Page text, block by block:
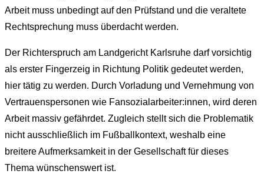
Arbeit muss unbedingt auf den Prüfstand und die veraltete
Rechtsprechung muss überdacht werden.
Der Richterspruch am Landgericht Karlsruhe darf vorsichtig
als erster Fingerzeig in Richtung Politik gedeutet werden,
hier tätig zu werden. Durch Vorladung und Vernehmung von
Vertrauenspersonen wie Fansozialarbeiter:innen, wird deren
Arbeit massiv gefährdet. Zugleich stellt sich die Problematik
nicht ausschließlich im Fußballkontext, weshalb eine
breitere Aufmerksamkeit in der Gesellschaft für dieses
Thema wünschenswert ist.